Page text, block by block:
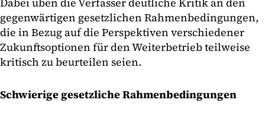
gegenwärtigen gesetzlichen Rahmenbedingungen,
die in Bezug auf die Perspektiven verschiedener
Zukunftsoptionen für den Weiterbetrieb teilweise
kritisch zu beurteilen seien.
Schwierige gesetzliche Rahmenbedingungen